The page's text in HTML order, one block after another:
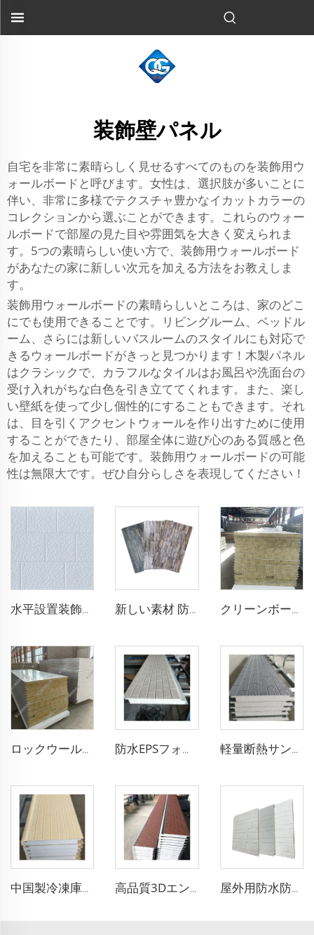
装飾壁パネル
自宅を非常に素晴らしく見せるすべてのものを装飾用ウ
ォールボードと呼びます。女性は、選択肢が多いことに
伴い、非常に多様でテクスチャ豊かなイカットカラーの
コレクションから選ぶことができます。これらのウォー
ルボードで部屋の見た目や雰囲気を大きく変えられま
す。5つの素晴らしい使い方で、装飾用ウォールボード
があなたの家に新しい次元を加える方法をお教えしま
す。
装飾用ウォールボードの素晴らしいところは、家のどこ
にでも使用できることです。リビングルーム、ベッドル
ーム、さらには新しいバスルームのスタイルにも対応で
きるウォールボードがきっと見つかります！木製パネル
はクラシックで、カラフルなタイルはお風呂や洗面台の
受け入れがちな白色を引き立ててくれます。また、楽し
い壁紙を使って少し個性的にすることもできます。それ
は、目を引くアクセントウォールを作り出すために使用
することができたり、部屋全体に遊び心のある質感と色
を加えることも可能です。装飾用ウォールボードの可能
性は無限大です。ぜひ自分らしさを表現してください！
水平設置装飾用 16mm厚 内壁・外壁断熱ポリウレタンフォームサンドイッチパネル住宅用 新しい素材 防火性PU屋外石材壁パネル 屋外断熱パネル PUサンドイッチパネル 家の装飾用 クリーンボード 無塵ロックウール洗浄板 工業用サンドイッチパネル
ロックウールクリーンルームパネル 耐火カラースチールサンドイッチパネル 防音 防塵 浄化ボード 工場用 防水EPSフォームサンドイッチボード金属断熱ボードパーテーションサンドイッチウォールパネル中国メーカーから 軽量断熱サンドイッチパネル 外壁断熱パネル EPSサンドイッチパネル 壁装飾用
中国製冷凍庫用防火断熱サンドイッチパネル 50mm厚ポリスチレンサンドイッチパネル PUパネル 壁・屋根用 高品質3Dエンボス加工EPSサンドイッチパネル彫刻外部金属ボードサンドイッチ断熱ボード防水ビラ 屋外用防水防火外部壁PUパネル金属住宅壁サイディングパネル倉庫用外壁パネル